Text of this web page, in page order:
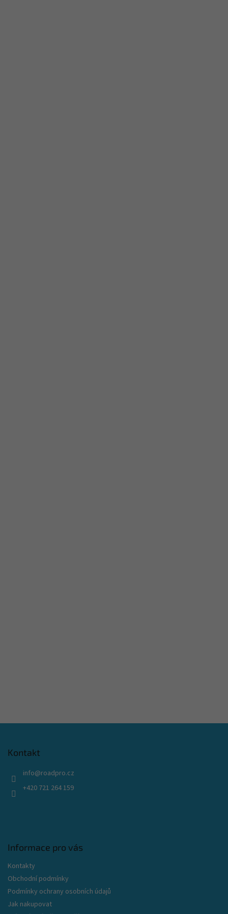
Kontakt
info@roadpro.cz
+420 721 264 159
Informace pro vás
Kontakty
Obchodní podmínky
Podmínky ochrany osobních údajů
Jak nakupovat